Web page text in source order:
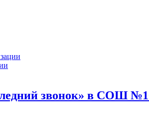
звонок» в СОШ